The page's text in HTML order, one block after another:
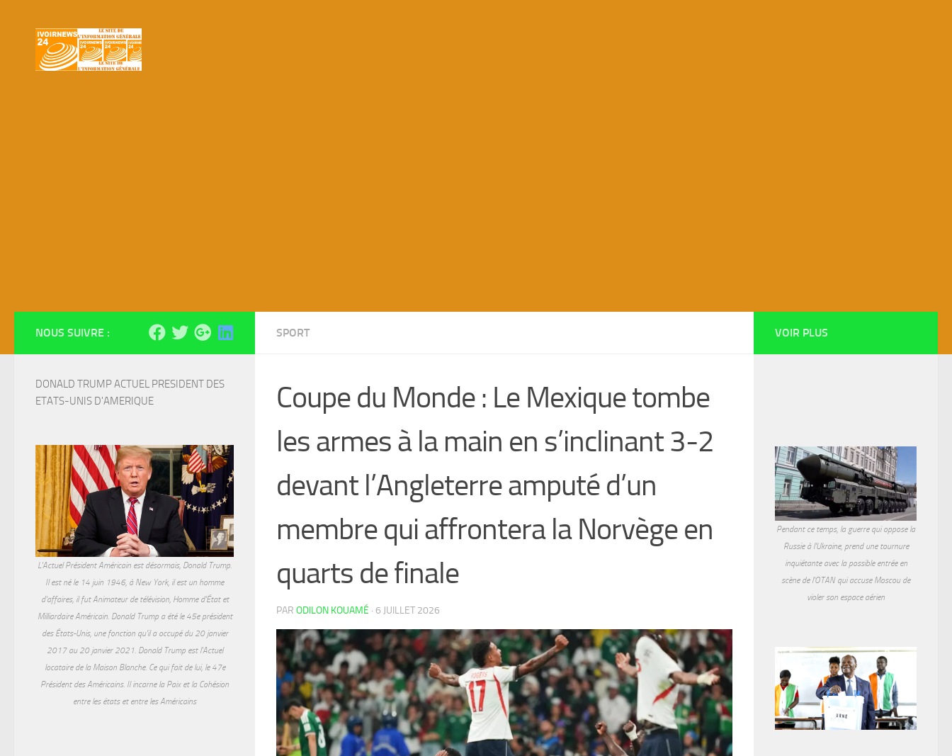
SPORT
Coupe du Monde : Le Mexique tombe
les armes à la main en s’inclinant 3-2
devant l’Angleterre amputé d’un
membre qui affrontera la Norvège en
quarts de finale
PAR ODILON KOUAMÉ · 6 JUILLET 2026
NOUS SUIVRE :
DONALD TRUMP ACTUEL PRESIDENT DES
ETATS-UNIS D'AMERIQUE
L'Actuel Président Américain est désormais, Donald Trump.
Il est né le 14 juin 1946, à New York, il est un homme
d'affaires, il fut Animateur de télévision, Homme d'État et
Milliardaire Américain. Donald Trump a été le 45e président
des États-Unis, une fonction qu'il a occupé du 20 janvier
2017 au 20 janvier 2021. Donald Trump est l'Actuel
locataire de la Maison Blanche. Ce qui fait de lui, le 47e
Président des Américains. Il incarne la Paix et la Cohésion
entre les états et entre les Américains
VOIR PLUS
Pendant ce temps, la guerre qui oppose la
Russie à l'Ukraine, prend une tournure
inquiétante avec la possible entrée en
scène de l'OTAN qui accuse Moscou de
violer son espace aérien